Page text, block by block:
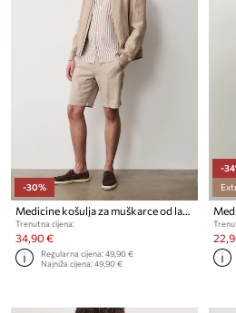
-30%
Trenutna cijena:
34,90 €
Regularna cijena:49,90 €
Najniža cijena:49,90 €
-